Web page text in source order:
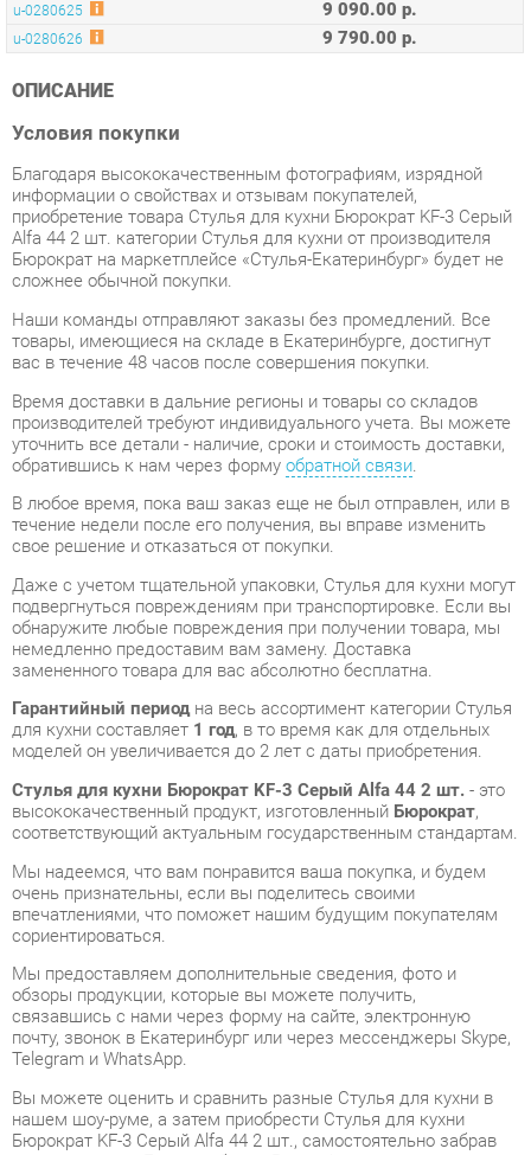
ОПИСАНИЕ
Условия покупки
Благодаря высококачественным фотографиям, изрядной
приобретение товара Стулья для кухни Бюрократ KF-3 Серый
Бюрократ на маркетплейсе «Стулья-Екатеринбург» будет не
сложнее обычной покупки.
Наши команды отправляют заказы без промедлений. Все
товары, имеющиеся на складе в Екатеринбурге, достигнут
вас в течение 48 часов после совершения покупки.
Время доставки в дальние регионы и товары со складов
производителей требуют индивидуального учета. Вы можете
уточнить все детали - наличие, сроки и стоимость доставки,
обратившись к нам через формуобратной связи .
В любое время, пока ваш заказ еще не был отправлен, или в
течение недели после его получения, вы вправе изменить
свое решение и отказаться от покупки.
Даже с учетом тщательной упаковки, Стулья для кухни могут
подвергнуться повреждениям при транспортировке. Если вы
обнаружите любые повреждения при получении товара, мы
немедленно предоставим вам замену. Доставка
Гарантийный периодна весь ассортимент категории Стулья
для кухни составляет1 год, в то время как для отдельных
моделей он увеличивается до 2 лет с даты приобретения.
высококачественный продукт, изготовленныйБюрократ ,
соответствующий актуальным государственным стандартам.
Мы надеемся, что вам понравится ваша покупка, и будем
очень признательны, если вы поделитесь своими
впечатлениями, что поможет нашим будущим покупателям
сориентироваться.
Мы предоставляем дополнительные сведения, фото и
обзоры продукции, которые вы можете получить,
связавшись с нами через форму на сайте, электронную
почту, звонок в Екатеринбург или через мессенджеры Skype,
Telegram и WhatsApp.
Вы можете оценить и сравнить разные Стулья для кухни в
нашем шоу-руме, а затем приобрести Стулья для кухни
Бюрократ KF-3 Серый Alfa 44 2 шт., самостоятельно забрав
его со склада в Екатеринбурге. Вся информация о наших
адресах и магазинах доступна на странице
Материал
Ткань